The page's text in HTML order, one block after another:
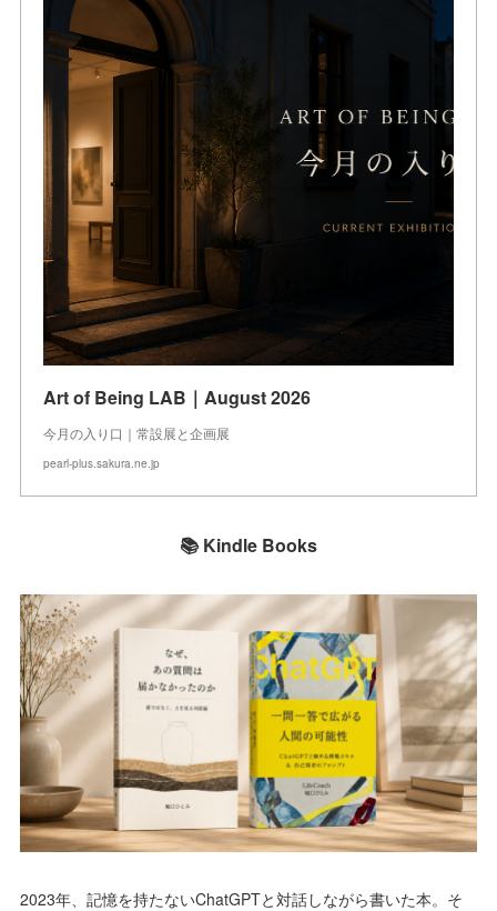
Art of Being LAB｜August 2026
今月の入り口｜常設展と企画展
pearl-plus.sakura.ne.jp
📚 Kindle Books
2023年、記憶を持たないChatGPTと対話しながら書いた本。そ